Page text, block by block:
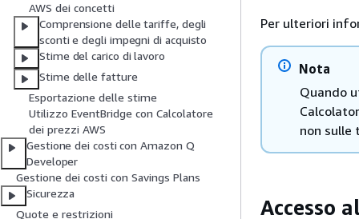
AWS dei concetti
Comprensione delle tariffe, degli
sconti e degli impegni di acquisto
Stime del carico di lavoro
Stime delle fatture
Esportazione delle stime
Utilizzo EventBridge con Calcolatore
dei prezzi AWS
Gestione dei costi con Amazon Q
Developer
Gestione dei costi con Savings Plans
Sicurezza
Quote e restrizioni
Per ulteriori
Nota
Quando
non
Accesso